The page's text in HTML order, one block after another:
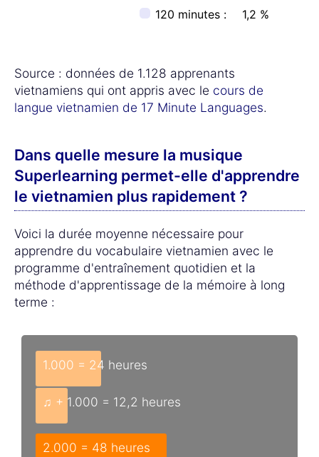
120 minutes :
1,2 %
Source : données de 1.128 apprenants
vietnamiens qui ont appris avec le cours de
langue vietnamien de 17 Minute Languages.
Dans quelle mesure la musique
Superlearning permet-elle d'apprendre
le vietnamien plus rapidement ?
Voici la durée moyenne nécessaire pour
apprendre du vocabulaire vietnamien avec le
programme d'entraînement quotidien et la
méthode d'apprentissage de la mémoire à long
terme :
1.000 = 24 heures
♫ + 1.000 = 12,2 heures
2.000 = 48 heures